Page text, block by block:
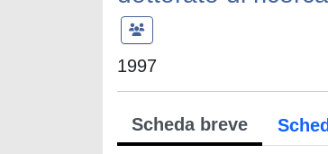
1997
Scheda breve